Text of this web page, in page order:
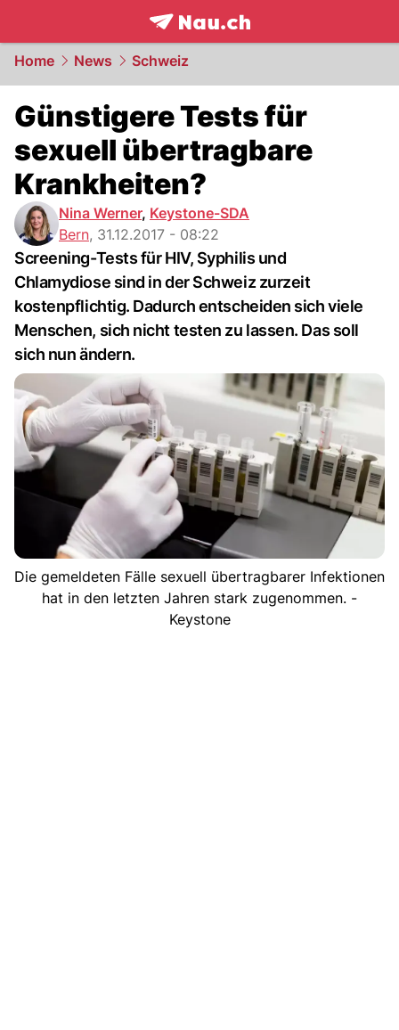
frontpage.NAU.ch
Home News Schweiz
Günstigere Tests für
sexuell übertragbare
Krankheiten?
Nina Werner, Keystone-SDA
Bern, 31.12.2017 - 08:22
Screening-Tests für HIV, Syphilis und
Chlamydiose sind in der Schweiz zurzeit
kostenpflichtig. Dadurch entscheiden sich viele
Menschen, sich nicht testen zu lassen. Das soll
sich nun ändern.
Die gemeldeten Fälle sexuell übertragbarer Infektionen
hat in den letzten Jahren stark zugenommen. -
Keystone